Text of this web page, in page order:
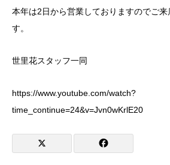
本年は2日から営業しておりますのでご来
す。
世里花スタッフ一同
https://www.youtube.com/watch?
time_continue=24&v=Jvn0wKrlE20